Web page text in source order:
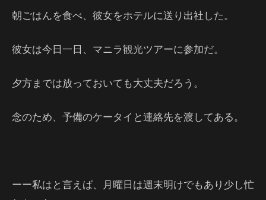
朝ごはんを食べ、彼女をホテルに送り出社した。
彼女は今日一日、マニラ観光ツアーに参加だ。
夕方までは放っておいても大丈夫だろう。
念のため、予備のケータイと連絡先を渡してある。
ーー私はと言えば、月曜日は週末明けでもあり少し忙